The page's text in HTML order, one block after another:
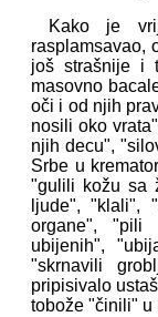
Kako je
rasplamsavao,
još strašnije i
masovno
oči i od njih
nosili oko
njih decu",
Srbe u
"gulili kožu sa
ljude", "klali",
organe", "pili
ubijenih",
"skrnavili
pripisivalo
tobože "činili" u